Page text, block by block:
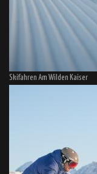
Skifahren Am Wilden Kaiser